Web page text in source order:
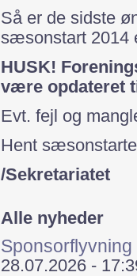
Så er de sidste
sæsonstart 2014
HUSK!
være opdateret
Evt. fejl og
Hent
/Sekretariatet
Alle nyheder
28.07.2026 -